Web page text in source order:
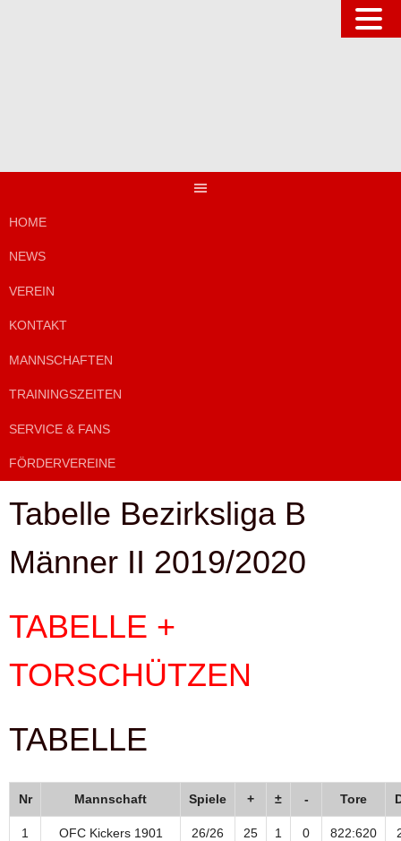
HOME
NEWS
VEREIN
KONTAKT
MANNSCHAFTEN
TRAININGSZEITEN
SERVICE & FANS
FÖRDERVEREINE
Tabelle Bezirksliga B
Männer II 2019/2020
TABELLE +
TORSCHÜTZEN
TABELLE
Nr Mannschaft Spiele + ± - Tore
1
OFC Kickers 1901
26/26 25 1 0 822:620